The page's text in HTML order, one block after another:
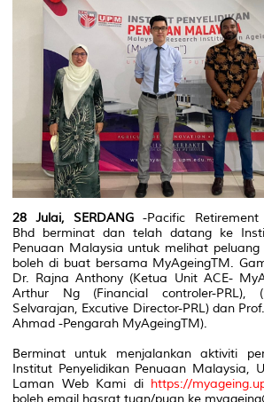
28 Julai, SERDANG -Pacific
Bhd berminat dan telah datang ke
Penuaan Malaysia untuk melihat
boleh di buat bersama MyAgeingTM.
Dr. Rajna Anthony (Ketua Unit ACE-
Arthur Ng (Financial controler-PRL),
Selvarajan, Excutive Director-PRL) dan
Ahmad -Pengarah MyAgeingTM).
Berminat untuk menjalankan aktiviti
Institut Penyelidikan Penuaan Malaysia,
Laman Web Kami di https://
boleh email hasrat tuan/puan ke